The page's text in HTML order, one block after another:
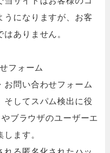
うになりますが、お客
ありません。
フォーム
お問い合わせフォーム
そしてスパム検出に役
ブラウザのユーザーエ
ます。